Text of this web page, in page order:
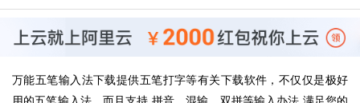
万能五笔输入法下载提供五笔打字等有关下载软件，不仅仅是极好